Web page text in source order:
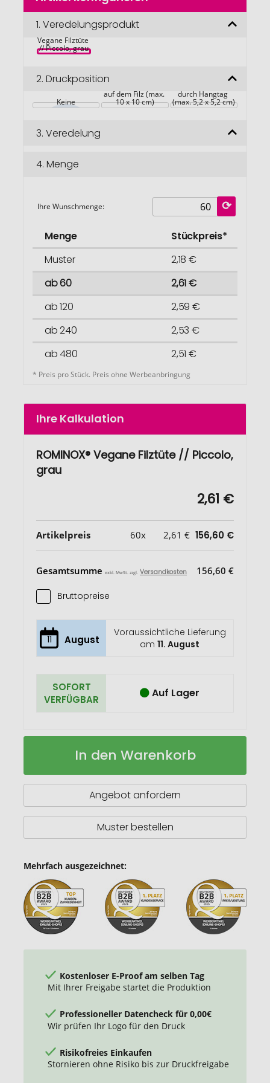
Bildgalerie
springen
1. Veredelungsprodukt
Vegane Filztüte
// Piccolo, grau
2. Druckposition
Keine
auf dem Filz (max.
10 x 10 cm)
durch Hangtag
(max. 5,2 x 5,2 cm)
3. Veredelung
4. Menge
Ihre Wunschmenge:
Menge
Stückpreis*
Muster
2,18 €
ab 60
2,61 €
ab 120
2,59 €
ab 240
2,53 €
ab 480
2,51 €
* Preis pro Stück. Preis ohne Werbeanbringung
Ihre Kalkulation
ROMINOX® Vegane Filztüte // Piccolo,
grau
2,61 €
Artikelpreis 60x 2,61 € 156,60 €
Gesamtsumme exkl. MwSt. zzgl. Versandkosten 156,60 €
Bruttopreise
11 August
Voraussichtliche Lieferung
am11. August
SOFORT
VERFÜGBAR
Auf Lager
ROMINOX®
//
Auf
In den Warenkorb
Angebot anfordern
Muster bestellen
Mehrfach ausgezeichnet:
Kostenloser E-Proof am selben Tag
Mit Ihrer Freigabe startet die Produktion
Professioneller Datencheck für 0,00€
Wir prüfen Ihr Logo für den Druck
Risikofreies Einkaufen
Stornieren ohne Risiko bis zur Druckfreigabe